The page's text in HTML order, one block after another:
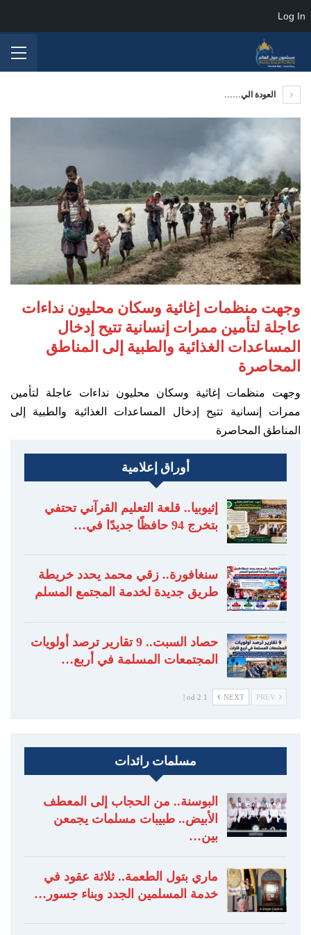
العودة الي......
وجهت منظمات إغاثية وسكان محليون نداءات
عاجلة لتأمين ممرات إنسانية تتيح إدخال
المساعدات الغذائية والطبية إلى المناطق
المحاصرة
وجهت منظمات إغاثية وسكان محليون نداءات عاجلة لتأمين
ممرات إنسانية تتيح إدخال المساعدات الغذائية والطبية إلى
المناطق المحاصرة
أوراق إعلامية
إثيوبيا.. قلعة التعليم القرآني تحتفي
بتخرج 94 حافظًا جديدًا في…
سنغافورة.. زقي محمد يحدد خريطة
طريق جديدة لخدمة المجتمع المسلم
حصاد السبت.. 9 تقارير ترصد أولويات
المجتمعات المسلمة في أربع…
NEXT
1 od 2 |
مسلمات رائدات
البوسنة.. من الحجاب إلى المعطف
الأبيض.. طبيبات مسلمات يجمعن
بين…
ماري بتول الطعمة.. ثلاثة عقود في
خدمة المسلمين الجدد وبناء جسور…
Log In